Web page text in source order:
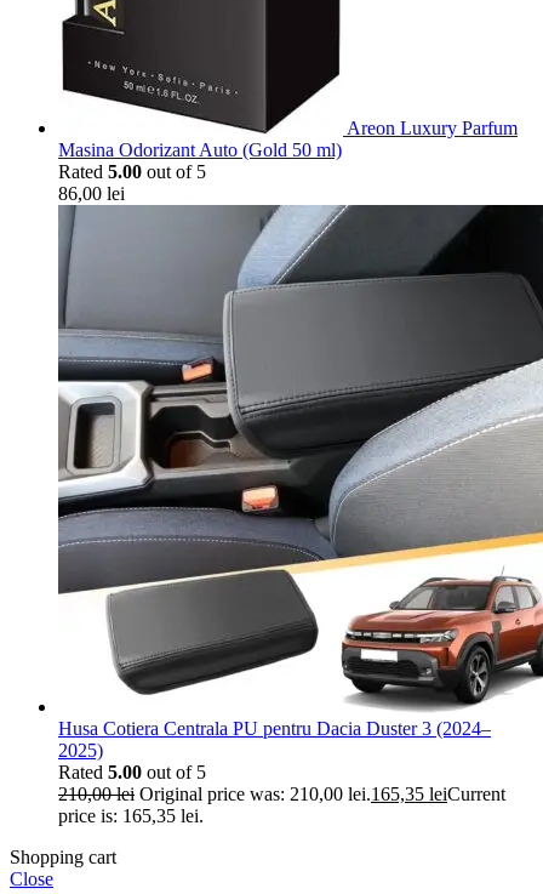
Areon Luxury Parfum
Masina Odorizant Auto (Gold 50 ml)
Rated 5.00 out of 5
86,00 lei
Husa Cotiera Centrala PU pentru Dacia Duster 3 (2024–
2025)
Rated 5.00 out of 5
210,00lei Original price was: 210,00 lei.165,35 leiCurrent
price is: 165,35 lei.
Shopping cart
Close